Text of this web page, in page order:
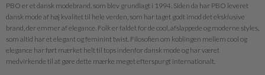
PBO er et dansk modebrand, som blev grundlagt i 1994. Siden da har PBO leveret
dansk mode af høj kvalitet til hele verden, som har taget godt imod det eksklusive
brand, der emmer af elegance. Folk er faldet for de cool, afslappede og moderne styles,
som altid har et elegant og feminint twist. Filosofien om koblingen mellem cool og
elegance har ført mærket helt til tops indenfor dansk mode og har været
medvirkende til at gøre dette mærke meget efterspurgt internationalt.